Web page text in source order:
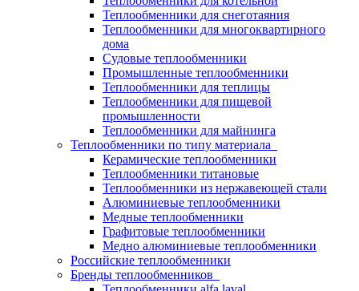
Теплообменники для снеготаяния
Теплообменники для многоквартирного
дома
Судовые теплообменники
Промышленные теплообменники
Теплообменники для теплицы
Теплообменники для пищевой
промышленности
Теплообменники для майнинга
Теплообменники по типу материала
Керамические теплообменники
Теплообменники титановые
Теплообменники из нержавеющей стали
Алюминиевые теплообменники
Медные теплообменники
Графитовые теплообменники
Медно алюминиевые теплообменники
Российские теплообменники
Бренды теплообменников